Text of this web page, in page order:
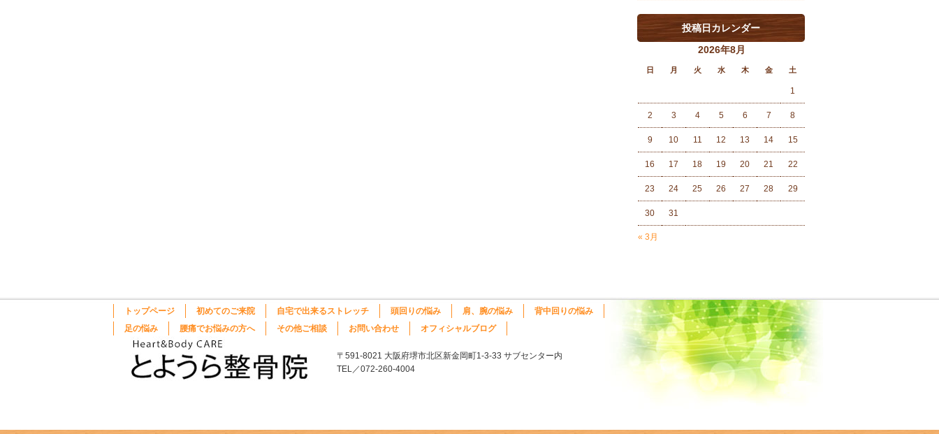
投稿日カレンダー
2026年8月
日 月 火 水 木 金 土
« 3月
1
2 3 4 5 6 7 8
9 10 11 12 13 14 15
16 17 18 19 20 21 22
23 24 25 26 27 28 29
30 31
トップページ 初めてのご来院 自宅で出来るストレッチ 頭回りの悩み 肩、腕の悩み
背中回りの悩み
足の悩み
腰痛でお悩みの方へ その他ご相談 お問い合わせ オフィシャルブログ
〒591-8021 大阪府堺市北区新金岡町1-3-33 サブセンター内
TEL／072-260-4004